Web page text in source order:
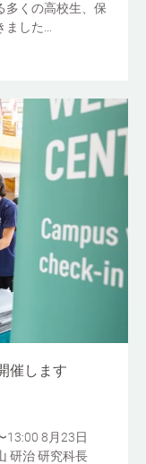
多くの高校生、保
ました...
催します
13:00 8月23日
研治 研究科長